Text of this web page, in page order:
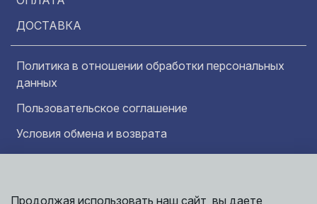
ДОСТАВКА
Политика в отношении обработки персональных
данных
Пользовательское соглашение
Условия обмена и возврата
Продолжая использовать наш сайт, вы даете